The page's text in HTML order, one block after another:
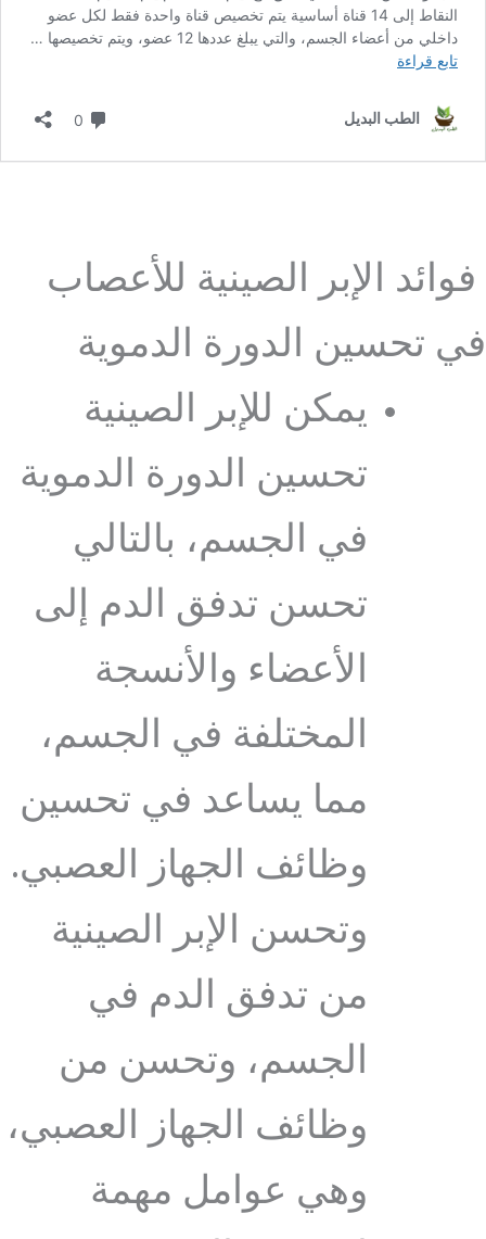
فوائد الإبر الصينية للأعصاب
في تحسين الدورة الدموية
يمكن للإبر الصينية
تحسين الدورة الدموية
في الجسم، بالتالي
تحسن تدفق الدم إلى
الأعضاء والأنسجة
المختلفة في الجسم،
مما يساعد في تحسين
وظائف الجهاز العصبي.
وتحسن الإبر الصينية
من تدفق الدم في
الجسم، وتحسن من
وظائف الجهاز العصبي،
وهي عوامل مهمة